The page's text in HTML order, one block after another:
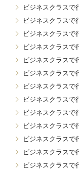
ビジネスクラスで
ビジネスクラスで
ビジネスクラスで
ビジネスクラスで
ビジネスクラスで
ビジネスクラスで
ビジネスクラスで
ビジネスクラスで
ビジネスクラスで
ビジネスクラスで
ビジネスクラスで
ビジネスクラスで
ビジネスクラスで